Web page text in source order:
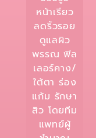
หน้าเรียว
ลดริ้วรอย
ดูแลผิว
พรรณ ฟิล
เลอร์คาง/
ใต้ตา ร่อง
แก้ม รักษา
สิว โดยทีม
แพทย์ผู้